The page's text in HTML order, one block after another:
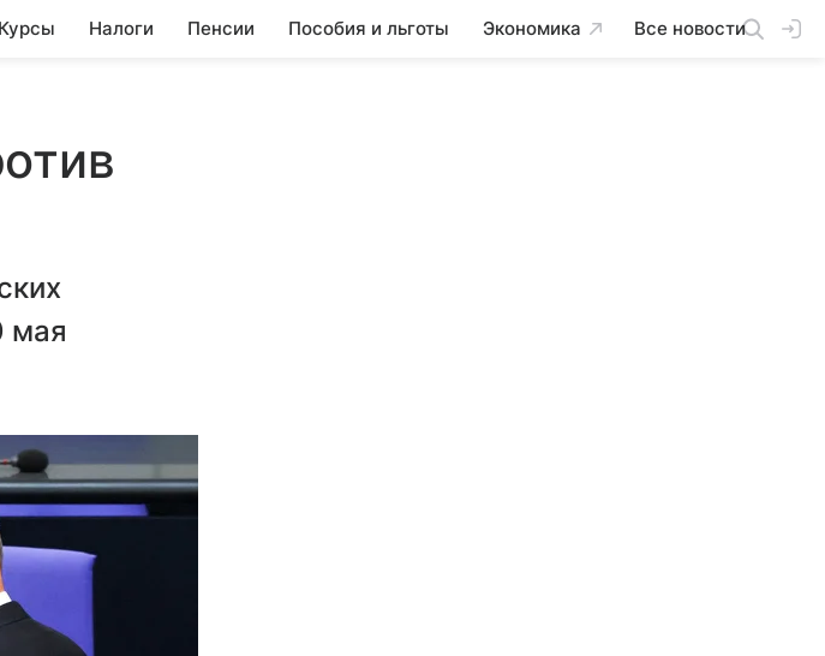
Курсы Налоги Пенсии Пособия и льготы Экономика Все новости
мая